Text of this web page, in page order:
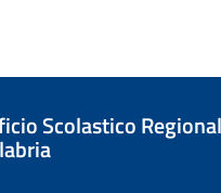
Scolastico